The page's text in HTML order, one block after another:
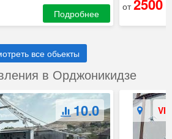
Подробнее
от2500
все обьекты
в Орджоникидзе
10.0 VIP